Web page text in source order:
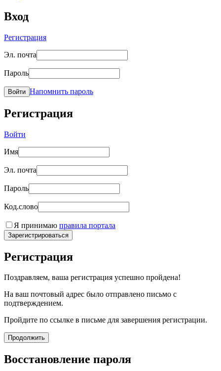
Вход
Регистрация
Эл. почта
Пароль
Войти Напомнить пароль
Регистрация
Войти
Имя
Эл. почта
Пароль
Код.слово
Я принимаю правила портала
Зарегистрироваться
Регистрация
Поздравляем, ваша регистрация успешно пройдена!
На ваш почтовый адрес было отправлено письмо с
подтверждением.
Пройдите по ссылке в письме для завершения регистрации.
Продолжить
Восстановление пароля